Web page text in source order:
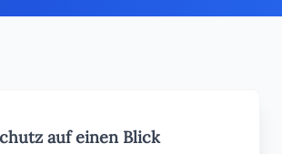
auf einen Blick